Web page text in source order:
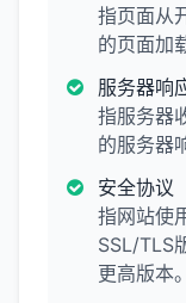
指页面从
的页面加
服务器响
指服务器
的服务器
安全协议
指网站使
SSL/TLS
更高版本。